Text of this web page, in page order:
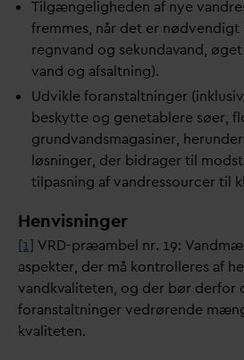
Tilgængeligheden af ​​nye v
fremmes, når det er
regnvand og sekundavand,
vand og afsaltning).
Udvikle foranstaltninger
beskytte og genetablere søer,
grundvandsmagasiner,
løsninger, der bidrager til
tilpasning af vandressourcer til
Henvisninger
[1] VRD-præambel nr. 19: V
aspekter, der må kontrolleres af
vandkvaliteten, og der bør derfor
foranstaltninger vedrørende
kvaliteten.